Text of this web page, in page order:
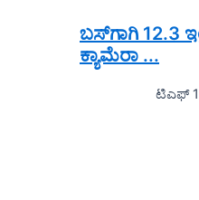
ಬಸ್‌ಗಾಗಿ 12.3
ಕ್ಯಾಮೆರಾ ...
ಟಿಎಫ್